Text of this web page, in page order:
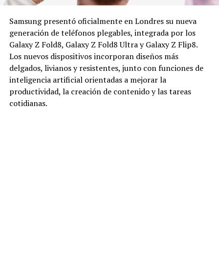
Samsung presentó oficialmente en Londres su nueva
generación de teléfonos plegables, integrada por los
Galaxy Z Fold8, Galaxy Z Fold8 Ultra y Galaxy Z Flip8.
Los nuevos dispositivos incorporan diseños más
delgados, livianos y resistentes, junto con funciones de
inteligencia artificial orientadas a mejorar la
productividad, la creación de contenido y las tareas
cotidianas.